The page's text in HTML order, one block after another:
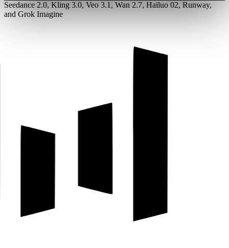
Seedance 2.0, Kling 3.0, Veo 3.1, Wan 2.7, Hailuo 02, Runway,
and Grok Imagine